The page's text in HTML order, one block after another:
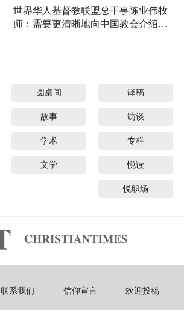
世界华人基督教联盟总干事陈业伟牧
师：需要更清晰地向中国教会介绍福
圆桌间 译稿
故事 访谈
学术 专栏
文学 悦读
悦职场
联系我们 信仰宣言
欢迎投稿